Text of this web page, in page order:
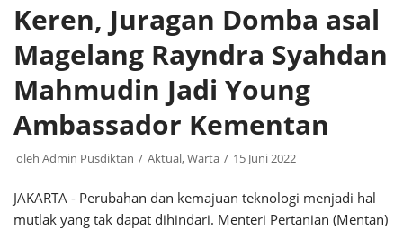
Keren, Juragan Domba asal
Magelang Rayndra Syahdan
Mahmudin Jadi Young
Ambassador Kementan
oleh Admin Pusdiktan Aktual,Warta 15 Juni 2022
JAKARTA - Perubahan dan kemajuan teknologi menjadi hal
mutlak yang tak dapat dihindari. Menteri Pertanian (Mentan)